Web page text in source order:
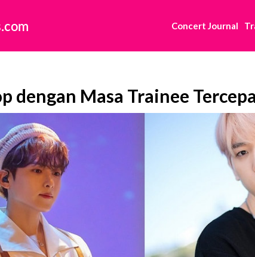
Concert Journal
dengan Masa Trainee